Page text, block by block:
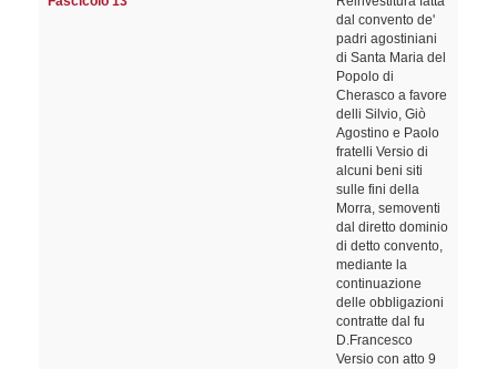
dal convento de'
padri agostiniani
di Santa Maria del
Popolo di
Cherasco a favore
delli Silvio, Giò
Agostino e Paolo
fratelli Versio di
alcuni beni siti
sulle fini della
Morra, semoventi
dal diretto dominio
di detto convento,
mediante la
continuazione
delle obbligazioni
contratte dal fu
D.Francesco
Versio con atto 9